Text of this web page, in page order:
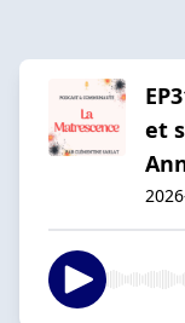
et